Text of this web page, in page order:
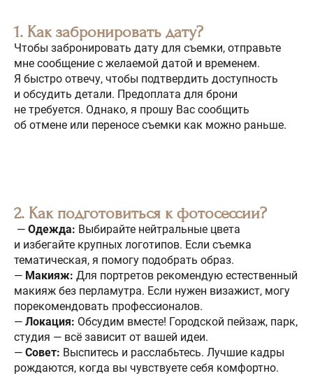
1. Как забронировать дату?
Чтобы забронировать дату для съемки, отправьте
мне сообщение с желаемой датой и временем.
Я быстро отвечу, чтобы подтвердить доступность
и обсудить детали. Предоплата для брони
не требуется. Однако, я прошу Вас сообщить
об отмене или переносе съемки как можно раньше.
2. Как подготовиться к фотосессии?
— Одежда: Выбирайте нейтральные цвета
и избегайте крупных логотипов. Если съемка
тематическая, я помогу подобрать образ.
— Макияж: Для портретов рекомендую естественный
макияж без перламутра. Если нужен визажист, могу
порекомендовать профессионалов.
— Локация: Обсудим вместе! Городской пейзаж, парк,
студия — всё зависит от вашей идеи.
— Совет: Выспитесь и расслабьтесь. Лучшие кадры
рождаются, когда вы чувствуете себя комфортно.